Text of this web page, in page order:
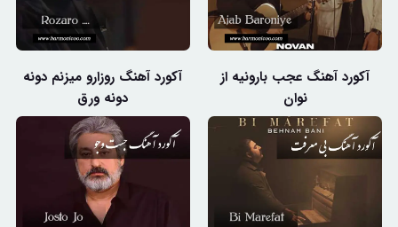
آکورد آهنگ عجب بارونیه از
نوان
آکورد آهنگ روزارو میزنم دونه
دونه ورق